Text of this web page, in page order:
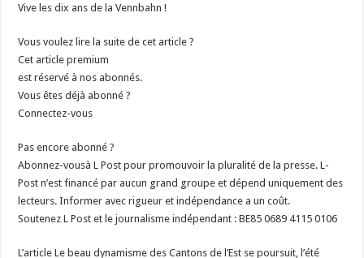
Vive les dix ans de la Vennbahn !
Vous voulez lire la suite de cet article ?
Cet article premium
est réservé à nos abonnés.
Vous êtes déjà abonné ?
Connectez-vous
Pas encore abonné ?
Abonnez-vousà L Post pour promouvoir la pluralité de la presse. L-
Post n’est financé par aucun grand groupe et dépend uniquement des
lecteurs. Informer avec rigueur et indépendance a un coût.
Soutenez L Post et le journalisme indépendant : BE85 0689 4115 0106
L’article Le beau dynamisme des Cantons de l’Est se poursuit, l’été